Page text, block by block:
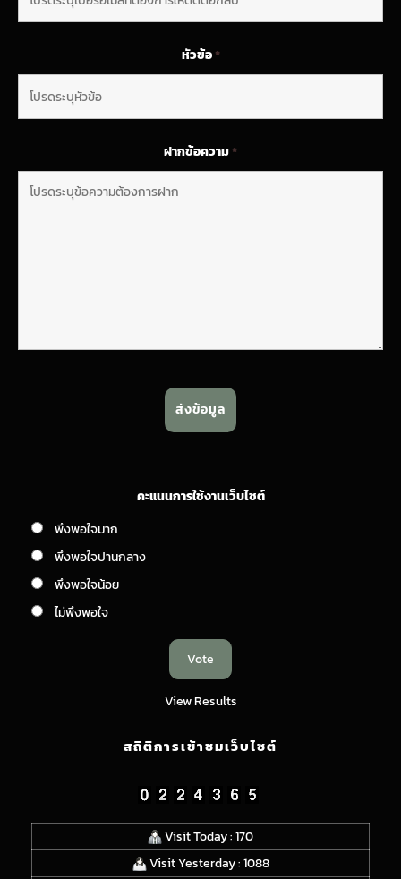
หัวข้อ*
ฝากข้อความ*
คะแนนการใช้งานเว็บไซต์
พึงพอใจมาก
พึงพอใจปานกลาง
พึงพอใจน้อย
ไม่พึงพอใจ
View Results
สถิติการเข้าชมเว็บไซต์
Visit Today : 170
Visit Yesterday : 1088